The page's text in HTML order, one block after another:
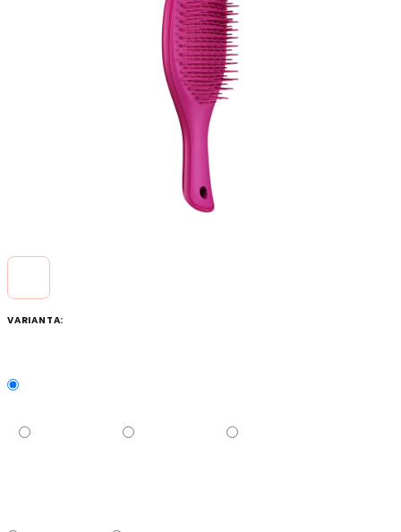
VARIANTA: